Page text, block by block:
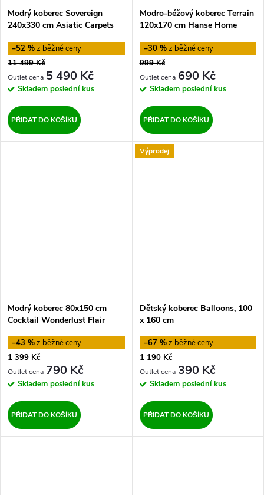
Modrý koberec Sovereign
240x330 cm Asiatic Carpets
–52 %
11 499 Kč
5 490 Kč
Skladem poslední kus
PŘIDAT DO KOŠÍKU
Modro-béžový koberec Terrain
120x170 cm Hanse Home
–30 %
999 Kč
690 Kč
Skladem poslední kus
PŘIDAT DO KOŠÍKU
Modrý koberec 80x150 cm
Cocktail Wonderlust Flair
–43 %
1 399 Kč
790 Kč
Skladem poslední kus
PŘIDAT DO KOŠÍKU
Výprodej
Dětský koberec Balloons, 100
x 160 cm
–67 %
1 190 Kč
390 Kč
Skladem poslední kus
PŘIDAT DO KOŠÍKU